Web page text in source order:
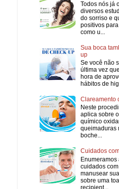
Todos nós já
diversos
do sorriso e
positivos
como u...
Sua boca
up
Se você não
última vez
hora de
hábitos de
Clareamento
Neste
aplica sobre
químico
queimaduras
boche...
Cuidados
cuidados
manusear
sobre uma
recipient...